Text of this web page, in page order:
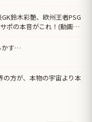
鈴木彩艶、欧州王者PSG
ポの本音がこれ！(動画あ
かす…
の方が、本物の宇宙より本